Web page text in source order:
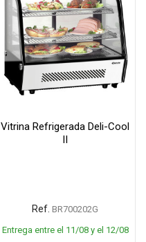
Vitrina Refrigerada Deli-Cool
II
Ref. BR700202G
Entrega entre el 11/08 y el 12/08